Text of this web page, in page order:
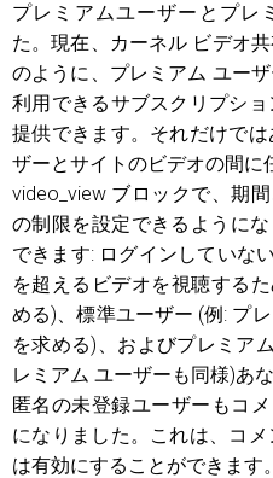
プレミアムユーザーとプレ
た。現在、カーネル ビデオ
のように、プレミアム ユー
利用できるサブスクリプシ
提供できます。それだけで
ザーとサイトのビデオの間に
video_view ブロックで、期
の制限を設定できるように
できます: ログインしていな
を超えるビデオを視聴する
める)、標準ユーザー (例: プ
を求める)、およびプレミア
レミアム ユーザーも同様)あ
匿名の未登録ユーザーもコ
になりました。これは、コ
は有効にすることができます。